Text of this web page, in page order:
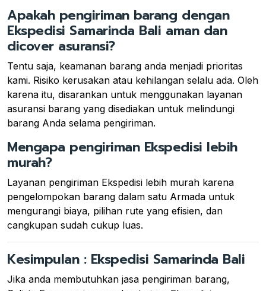
Apakah pengiriman barang dengan
Ekspedisi Samarinda Bali aman dan
dicover asuransi?
Tentu saja, keamanan barang anda menjadi prioritas
kami. Risiko kerusakan atau kehilangan selalu ada. Oleh
karena itu, disarankan untuk menggunakan layanan
asuransi barang yang disediakan untuk melindungi
barang Anda selama pengiriman.
Mengapa pengiriman Ekspedisi lebih
murah?
Layanan pengiriman Ekspedisi lebih murah karena
pengelompokan barang dalam satu Armada untuk
mengurangi biaya, pilihan rute yang efisien, dan
cangkupan sudah cukup luas.
Kesimpulan : Ekspedisi Samarinda Bali
Jika anda membutuhkan jasa pengiriman barang,